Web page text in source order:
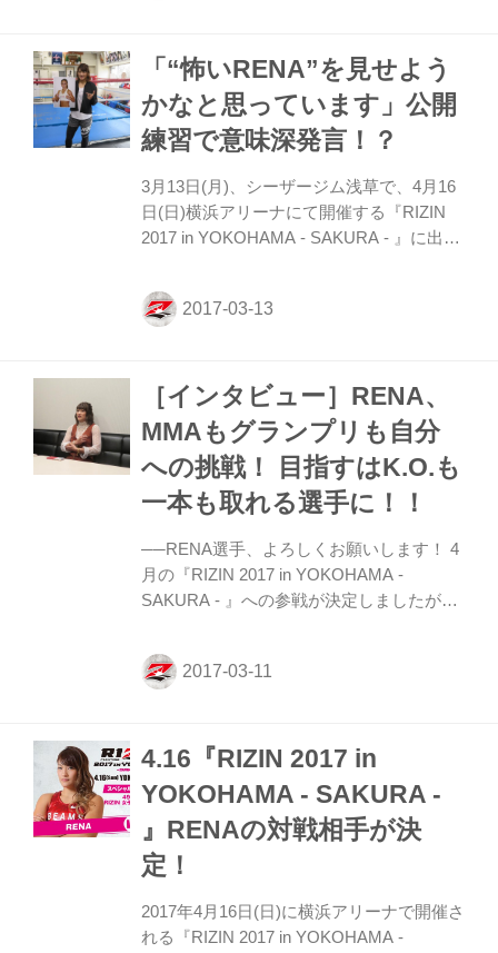
待ちしております。 ー イベント概要 ー 日
時 ： 2017年3月20日(月・祝) 15時00分〜16
時00分 ※雨天決行※ 場 所 ： 式典 横浜ベ
イクウォーター3階 イベント広場（横浜市
東西自由通路（横浜市西区高島2-...
「“怖いRENA”を見せよう
かなと思っています」公開
練習で意味深発言！？
3月13日(月)、シーザージム浅草で、4月16
日(日)横浜アリーナにて開催する『RIZIN
2017 in YOKOHAMA - SAKURA - 』に出場
RENAは軽めのシャドーとミット打ちを行
ない練習後、記者を前に現在の心境を語っ
くらいに目が真っ赤になりました。鼻が詰
まるのでちょっと息がしづらくなるけど、
そこまでではないです」と答えた。 先日、
4月大会の対戦相手が発表されハンガリー
出身の総合格闘家、ドーラ・ペリエシュと
の対戦が決定した。印象を聞かれると、
「寝技に自...
［インタビュー］RENA、
MMAもグランプリも自分
への挑戦！ 目指すはK.O.も
一本も取れる選手に！！
──RENA選手、よろしくお願いします！ 4
月の『RIZIN 2017 in YOKOHAMA -
SAKURA - 』への参戦が決定しましたが、
RIZINのエース扱いという感じなんです
が、ご本人的にはいかがですか？ RENA 嬉
(笑)。まあまあでも、うれしいのは嬉しい
とRIZINが始まらないような感じですよ
ね。 RENA いやぁ、そんなことはないです
よ(笑)。いろんな選手がいらっしゃるの
で、本当に申し訳ない気持ちのほうが大き
いんですよ。...
4.16『RIZIN 2017 in
YOKOHAMA - SAKURA -
』RENAの対戦相手が決
定！
2017年4月16日(日)に横浜アリーナで開催さ
れる『RIZIN 2017 in YOKOHAMA -